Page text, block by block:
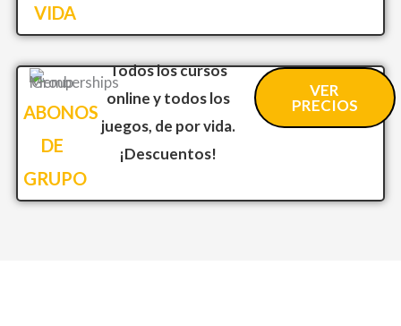
VIDA
ABONOS
DE
GRUPO
Todos los cursos
online y todos los
juegos, de por vida.
¡Descuentos!
VER
PRECIOS